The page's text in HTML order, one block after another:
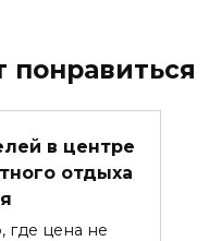
в центре
отдыха
где цена не